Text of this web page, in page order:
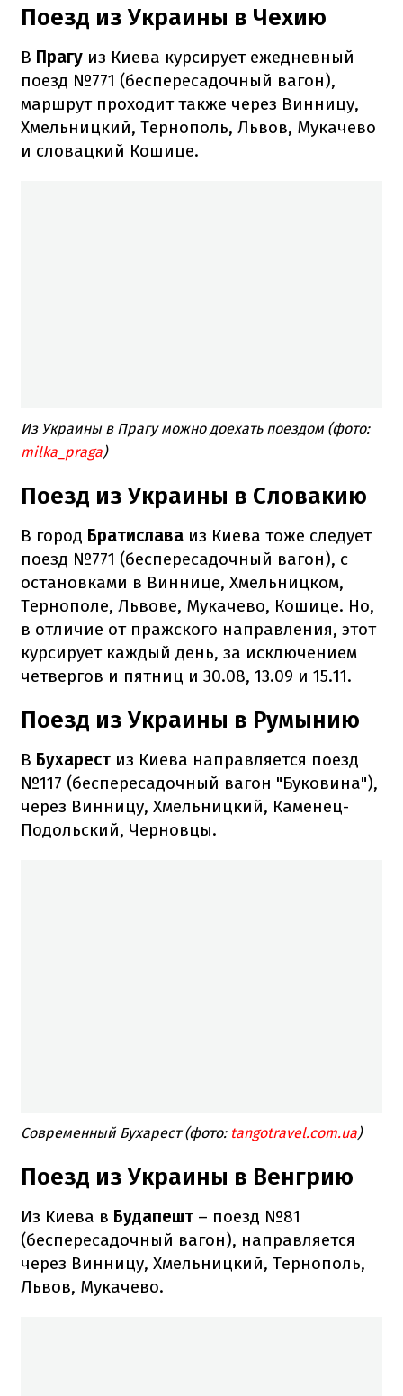
Поезд из Украины в Чехию
В Прагу из Киева курсирует ежедневный
поезд №771 (беспересадочный вагон),
маршрут проходит также через Винницу,
Хмельницкий, Тернополь, Львов, Мукачево
и словацкий Кошице.
Из Украины в Прагу можно доехать поездом (фото:
milka_praga)
Поезд из Украины в Словакию
В город Братислава из Киева тоже следует
поезд №771 (беспересадочный вагон), с
остановками в Виннице, Хмельницком,
Тернополе, Львове, Мукачево, Кошице. Но,
в отличие от пражского направления, этот
курсирует каждый день, за исключением
четвергов и пятниц и 30.08, 13.09 и 15.11.
Поезд из Украины в Румынию
В Бухарест из Киева направляется поезд
№117 (беспересадочный вагон "Буковина"),
через Винницу, Хмельницкий, Каменец-
Подольский, Черновцы.
Современный Бухарест (фото: tangotravel.com.ua)
Поезд из Украины в Венгрию
Из Киева в Будапешт – поезд №81
(беспересадочный вагон), направляется
через Винницу, Хмельницкий, Тернополь,
Львов, Мукачево.